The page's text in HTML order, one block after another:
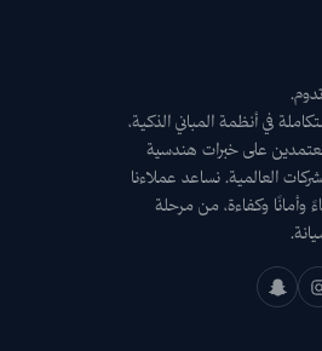
متكاملة في أنظمة المباني الذكية،
معتمدين على خبرات هندسية
العالمية. نساعد عملاءنا
وأمانًا وكفاءة، من مرحلة